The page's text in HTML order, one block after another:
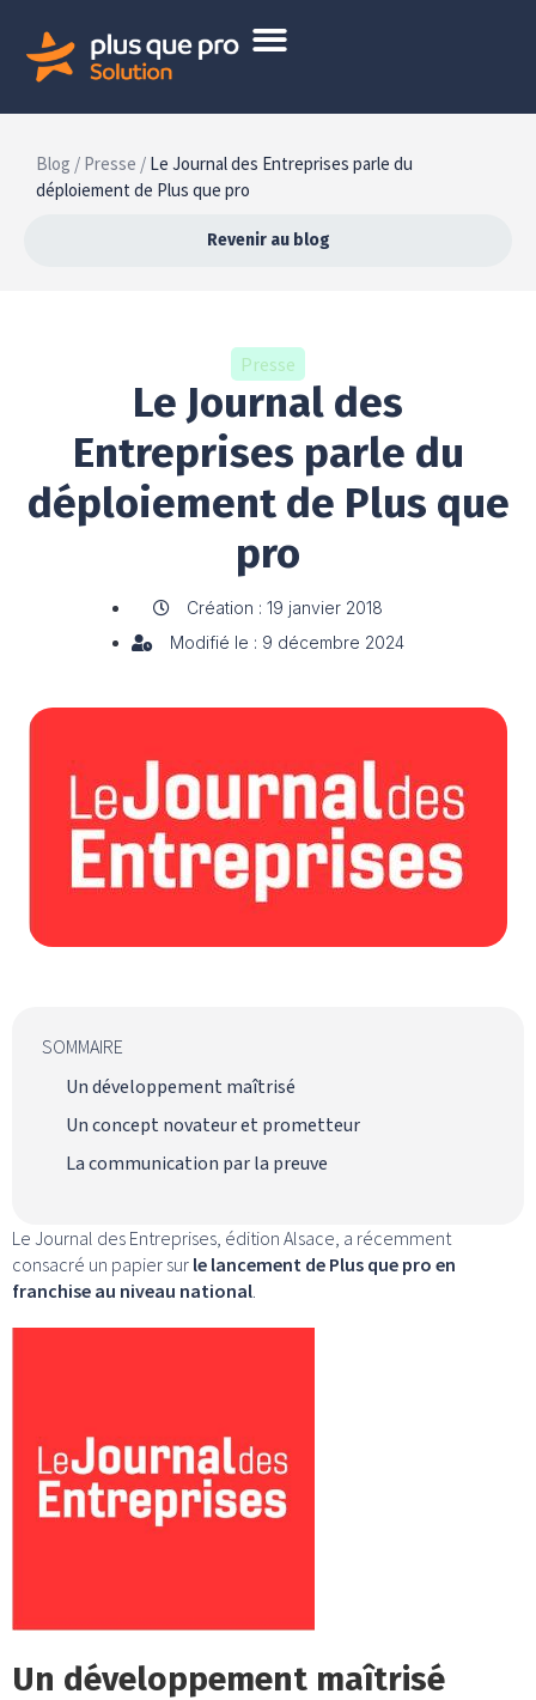
Blog / Presse / Le Journal des Entreprises parle du
déploiement de Plus que pro
Revenir au blog
Presse
Le Journal des
Entreprises parle du
déploiement de Plus que
pro
Création : 19 janvier 2018
Modifié le : 9 décembre 2024
Le Journal des Entreprises, édition Alsace, a récemment
consacré un papier sur le lancement de Plus que pro en
franchise au niveau national
Un développement maîtrisé
SOMMAIRE
Un développement maîtrisé
Un concept novateur et prometteur
La communication par la preuve